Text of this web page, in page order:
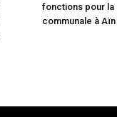
fonctions pour la
communale à